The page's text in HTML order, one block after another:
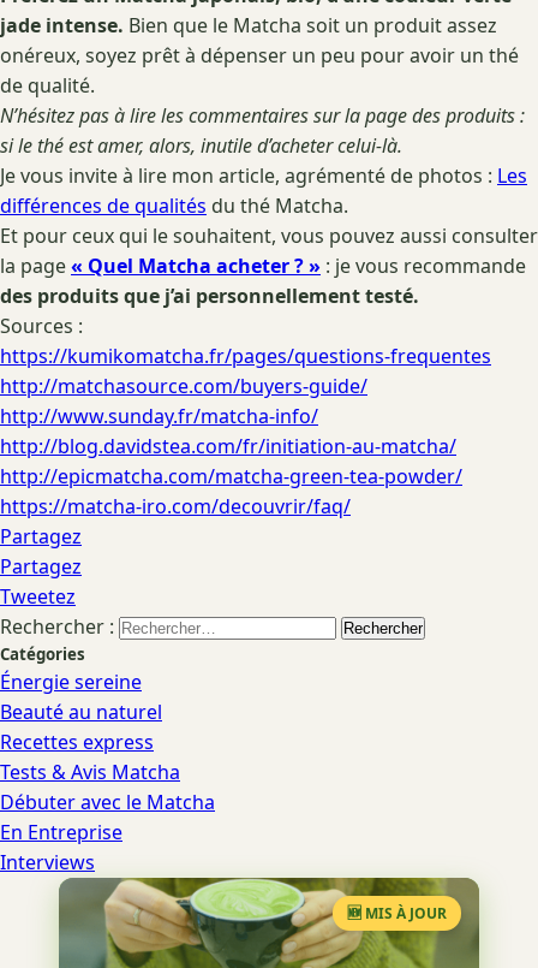
jade intense. Bien que le Matcha soit un produit assez
onéreux, soyez prêt à dépenser un peu pour avoir un thé
de qualité.
N’hésitez pas à lire les commentaires sur la page des produits :
si le thé est amer, alors, inutile d’acheter celui-là.
Je vous invite à lire mon article, agrémenté de photos : Les
différences de qualités du thé Matcha.
Et pour ceux qui le souhaitent, vous pouvez aussi consulter
la page« Quel Matcha acheter ? » : je vous recommande
des produits que j’ai personnellement testé.
Sources :
https://kumikomatcha.fr/pages/questions-frequentes
http://matchasource.com/buyers-guide/
http://www.sunday.fr/matcha-info/
http://blog.davidstea.com/fr/initiation-au-matcha/
http://epicmatcha.com/matcha-green-tea-powder/
https://matcha-iro.com/decouvrir/faq/
Partagez
Partagez
Tweetez
Rechercher :
Catégories
Énergie sereine
Beauté au naturel
Recettes express
Tests & Avis Matcha
Débuter avec le Matcha
En Entreprise
Interviews
🆕 MIS À JOUR